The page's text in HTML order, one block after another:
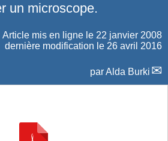
un microscope.
Article mis en ligne le 22 janvier 2008
dernière modification le 26 avril 2016
parAlda Burki